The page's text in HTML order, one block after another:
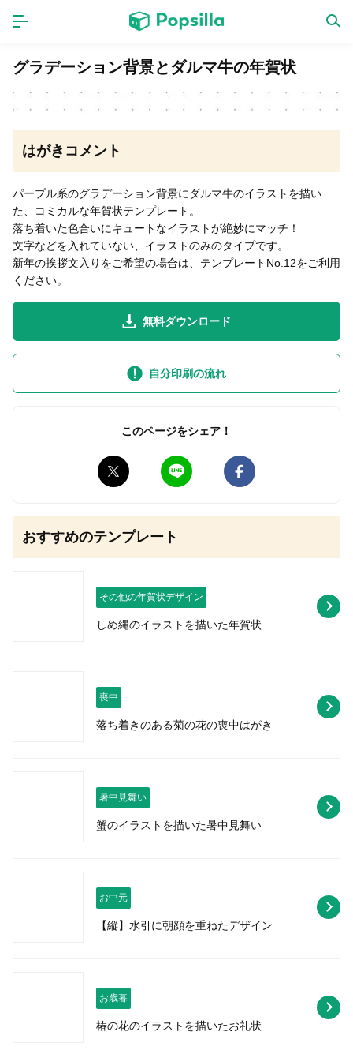
ホーム アプリ
LINE無料スタンプ
グラデーション背景とダルマ牛の年賀状
はがきコメント
パープル系のグラデーション背景にダルマ牛のイラストを描い
た、コミカルな年賀状テンプレート。
落ち着いた色合いにキュートなイラストが絶妙にマッチ！
文字などを入れていない、イラストのみのタイプです。
新年の挨拶文入りをご希望の場合は、テンプレートNo.12をご利用
ください。
無料ダウンロード
自分印刷の流れ
このページをシェア！
おすすめのテンプレート
その他の年賀状デザイン
しめ縄のイラストを描いた年賀状
喪中
落ち着きのある菊の花の喪中はがき
暑中見舞い
蟹のイラストを描いた暑中見舞い
お中元
【縦】水引に朝顔を重ねたデザイン
お歳暮
椿の花のイラストを描いたお礼状